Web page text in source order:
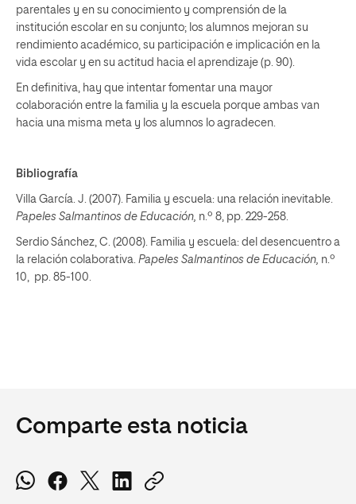
parentales y en su conocimiento y comprensión de la
institución escolar en su conjunto; los alumnos mejoran su
rendimiento académico, su participación e implicación en la
vida escolar y en su actitud hacia el aprendizaje (p. 90).
En definitiva, hay que intentar fomentar una mayor
colaboración entre la familia y la escuela porque ambas van
hacia una misma meta y los alumnos lo agradecen.
Bibliografía
Villa García. J. (2007). Familia y escuela: una relación inevitable.
Papeles Salmantinos de Educación, n.º 8, pp. 229-258.
Serdio Sánchez, C. (2008). Familia y escuela: del desencuentro a
la relación colaborativa. Papeles Salmantinos de Educación, n.º
10, pp. 85-100.
Comparte esta noticia